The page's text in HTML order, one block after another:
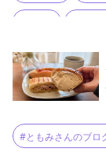
#自家栽培 #自
#ともみさんのブロ